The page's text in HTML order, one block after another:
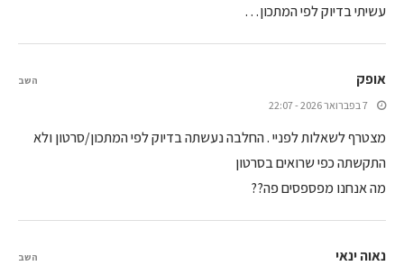
עשיתי בדיוק לפי המתכון…
אופק
7 בפברואר 2026 - 22:07
מצטרף לשאלות לפניי . החלבה נעשתה בדיוק לפי המתכון/סרטון ולא
התקשתה כפי שרואים בסרטון
מה אנחנו מפספסים פה??
השב
נאוה ינאי השב